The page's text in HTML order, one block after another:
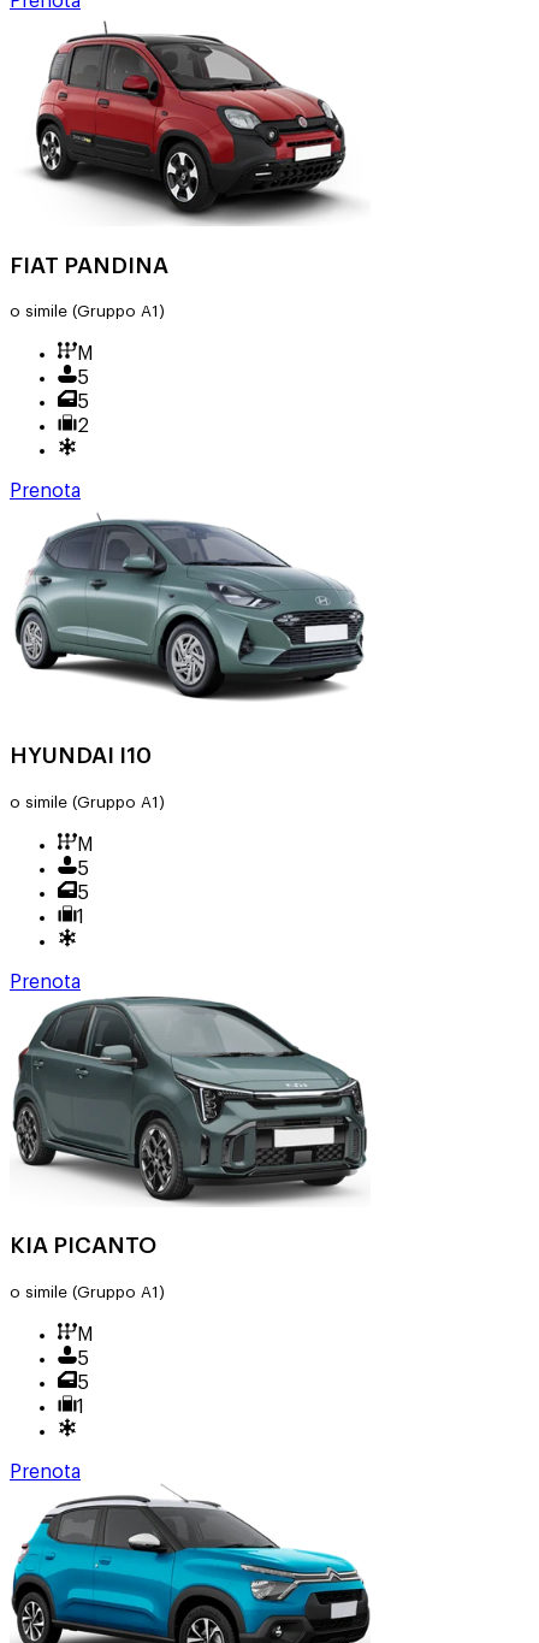
FIAT PANDINA
o simile (Gruppo A1)
M
5
5
2
Prenota
HYUNDAI I10
o simile (Gruppo A1)
M
5
5
1
Prenota
KIA PICANTO
o simile (Gruppo A1)
M
5
5
1
Prenota